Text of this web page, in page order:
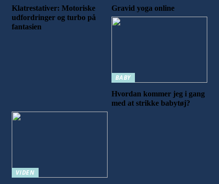
Klatrestativer: Motoriske
udfordringer og turbo på
fantasien
Gravid yoga online
BABY
Hvordan kommer jeg i gang
med at strikke babytøj?
VIDEN